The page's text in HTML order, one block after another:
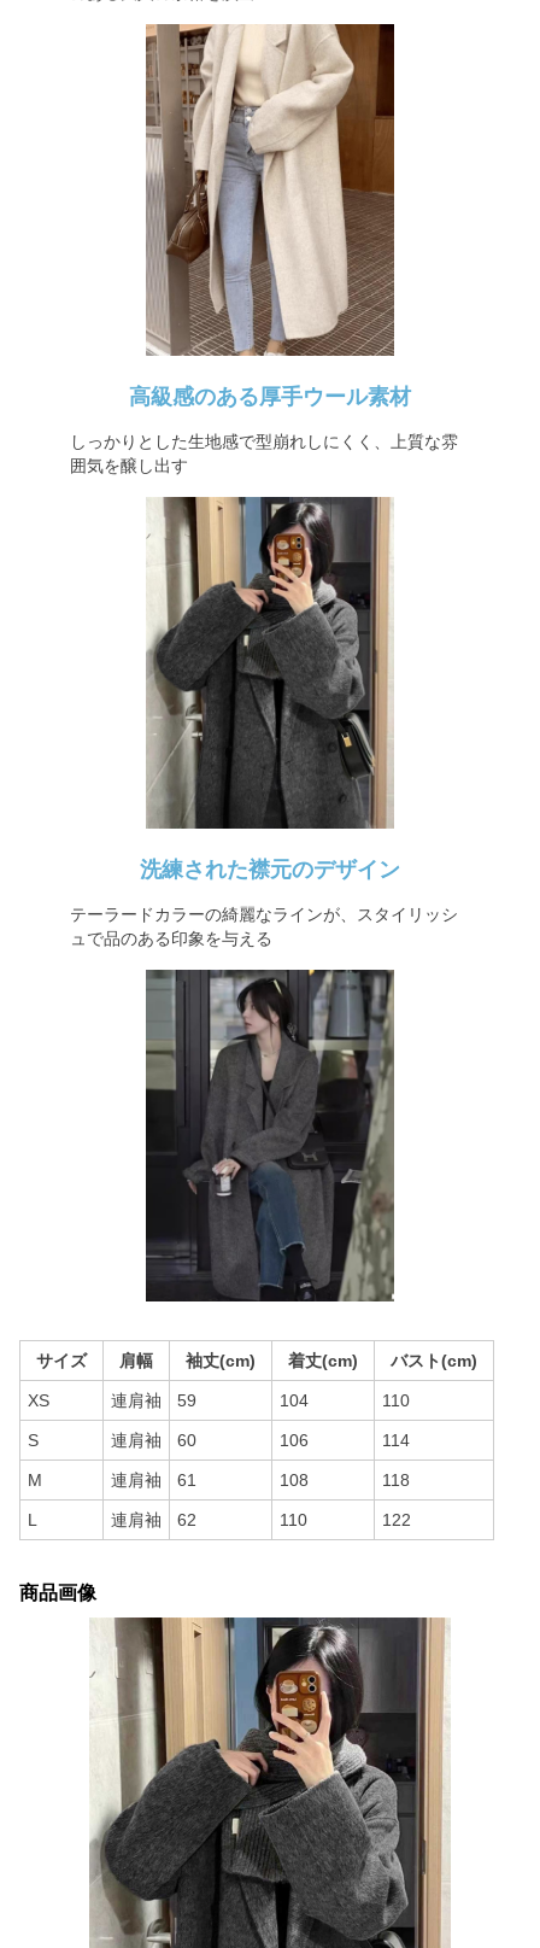
高級感のある厚手ウール素材
しっかりとした生地感で型崩れしにくく、上質な雰
囲気を醸し出す
洗練された襟元のデザイン
テーラードカラーの綺麗なラインが、スタイリッシ
ュで品のある印象を与える
サイズ 肩幅 袖丈(cm) 着丈(cm) バスト(cm)
XS 連肩袖 59 104 110
S 連肩袖 60 106 114
M 連肩袖 61 108 118
L 連肩袖 62 110 122
商品画像